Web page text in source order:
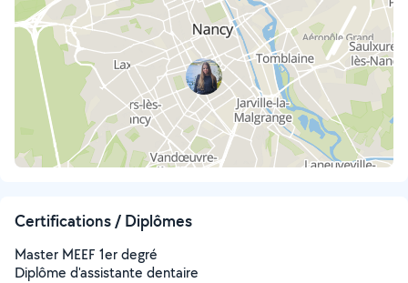
Certifications / Diplômes
Master MEEF 1er degré
Diplôme d'assistante dentaire